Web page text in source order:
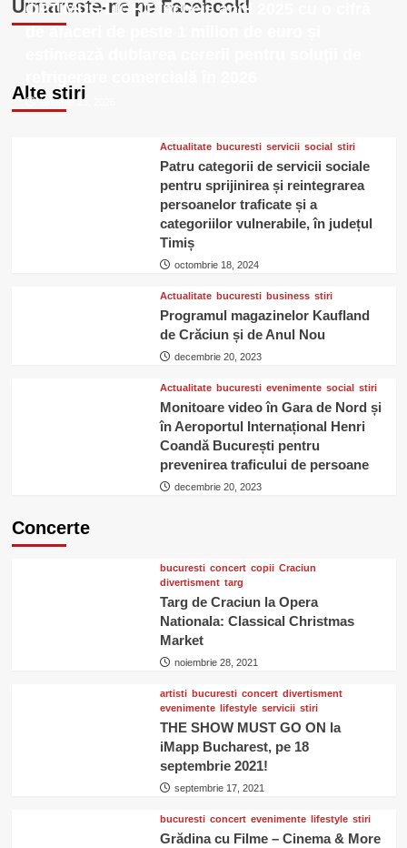
Urmareste-ne pe Facebook!
Alte stiri
OPTIMUS LIGHT încheie anul 2025 cu o cifră
ianuarie 23, 2026
Actualitate bucuresti servicii social stiri
Patru categorii de servicii sociale
pentru sprijinirea și reintegrarea
persoanelor traficate și a
categoriilor vulnerabile, în județul
Timiș
octombrie 18, 2024
Actualitate bucuresti business stiri
Programul magazinelor Kaufland
de Crăciun și de Anul Nou
decembrie 20, 2023
Actualitate bucuresti evenimente social stiri
Monitoare video în Gara de Nord și
în Aeroportul Internațional Henri
Coandă București pentru
prevenirea traficului de persoane
decembrie 20, 2023
Concerte
bucuresti concert copii Craciun
divertisment targ
Targ de Craciun la Opera
Nationala: Classical Christmas
Market
noiembrie 28, 2021
artisti bucuresti concert divertisment
evenimente
lifestyle servicii stiri
THE SHOW MUST GO ON la
iMapp Bucharest, pe 18
septembrie 2021!
septembrie 17, 2021
bucuresti concert evenimente lifestyle stiri
Grădina cu Filme – Cinema & More